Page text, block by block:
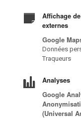
Affichage
externes
Google
Données
Traqueurs
Analyses
Google
(Universal